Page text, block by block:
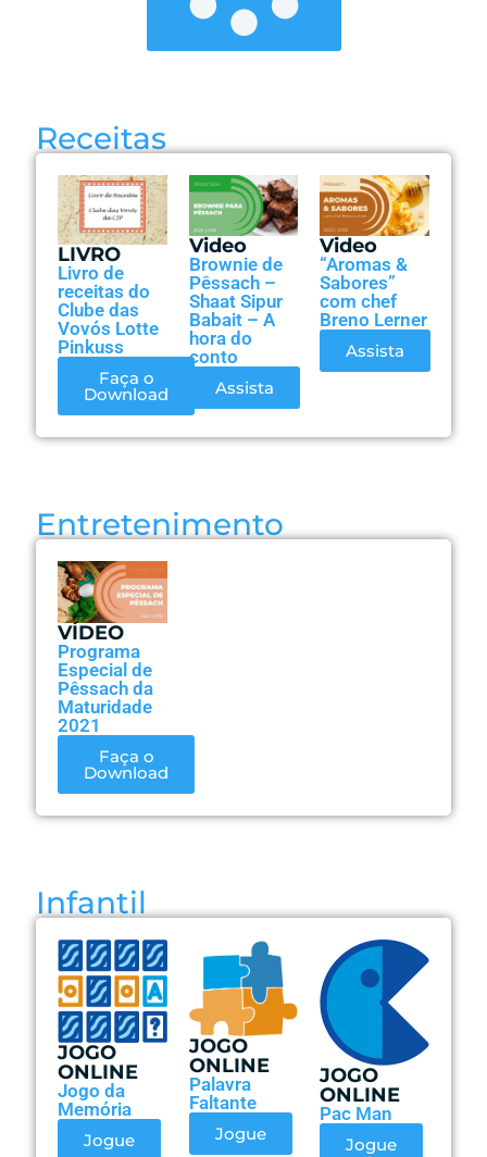
Receitas
LIVRO
Livro de
receitas do
Clube das
Vovós Lotte
Pinkuss
Faça o
Download
Video
Brownie de
Pêssach –
Shaat Sipur
Babait – A
hora do
conto
Assista
Video
“Aromas &
Sabores”
com chef
Breno Lerner
Assista
Entretenimento
VÍDEO
Programa
Especial de
Pêssach da
Maturidade
2021
Faça o
Download
Infantil
JOGO
ONLINE
Jogo da
Memória
Jogue
JOGO
ONLINE
Palavra
Faltante
Jogue
JOGO
ONLINE
Pac Man
Jogue